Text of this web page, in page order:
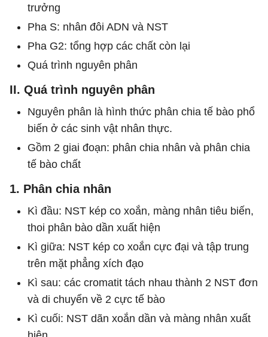
trưởng
Pha S: nhân đôi ADN và NST
Pha G2: tổng hợp các chất còn lại
Quá trình nguyên phân
II. Quá trình nguyên phân
Nguyên phân là hình thức phân chia tế bào phổ
biến ở các sinh vật nhân thực.
Gồm 2 giai đoạn: phân chia nhân và phân chia
tế bào chất
1. Phân chia nhân
Kì đầu: NST kép co xoắn, màng nhân tiêu biến,
thoi phân bào dần xuất hiện
Kì giữa: NST kép co xoắn cực đại và tập trung
trên mặt phẳng xích đạo
Kì sau: các cromatit tách nhau thành 2 NST đơn
và di chuyển về 2 cực tế bào
Kì cuối: NST dãn xoắn dần và màng nhân xuất